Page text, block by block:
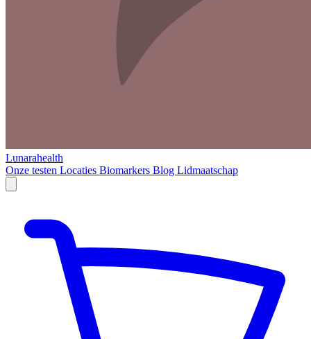
Lunarahealth
Onze testen Locaties Biomarkers Blog Lidmaatschap